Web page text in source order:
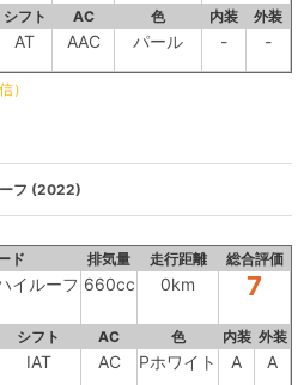
シフト AC 色 内装 外装
AT AAC パール - -
）
フ (2022)
ド 排気量 走行距離 総合評価
イルーフ 660cc 0km 7
シフト AC 色 内装 外装
IAT AC Pホワイト A A